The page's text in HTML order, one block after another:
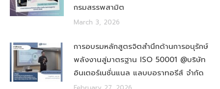
กรมสรรพสามิต
March 3, 2026
การอบรมหลักสูตรจิตสำนึกด้านการอนุรักษ์
พลังงานสู่มาตรฐาน ISO 50001 @บริษัท
อินเตอร์เนชั่นแนล แลบบอราทอรีส์ จำกัด